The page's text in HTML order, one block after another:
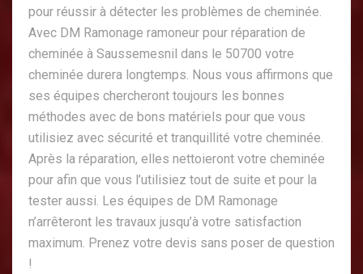
pour réussir à détecter les problèmes de cheminée.
Avec DM Ramonage ramoneur pour réparation de
cheminée à Saussemesnil dans le 50700 votre
cheminée durera longtemps. Nous vous affirmons que
ses équipes chercheront toujours les bonnes
méthodes avec de bons matériels pour que vous
utilisiez avec sécurité et tranquillité votre cheminée.
Après la réparation, elles nettoieront votre cheminée
pour afin que vous l’utilisiez tout de suite et pour la
tester aussi. Les équipes de DM Ramonage
n’arrêteront les travaux jusqu’à votre satisfaction
maximum. Prenez votre devis sans poser de question
!